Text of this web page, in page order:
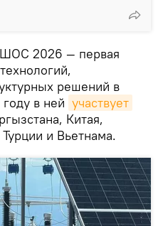
ШОС 2026 — первая
решений в
в ней участвует
Китая,
и Вьетнама.